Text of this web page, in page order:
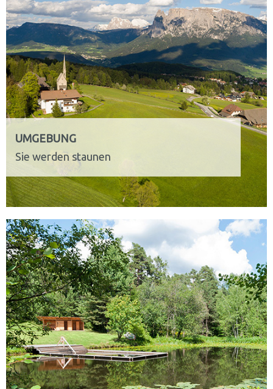
UMGEBUNG
Sie werden staunen